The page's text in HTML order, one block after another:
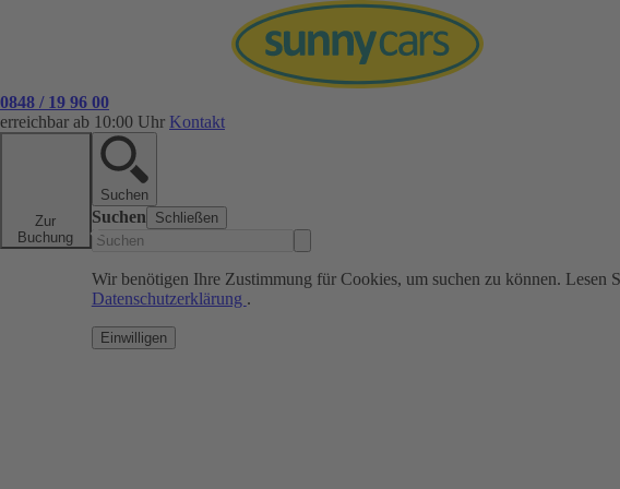
0848 / 19 96 00
erreichbar ab 10:00 Uhr Kontakt
Zur
Buchung
Suchen
Suchen Schließen
Wir benötigen Ihre Zustimmung für Cookies, um suchen zu können. Lesen
Datenschutzerklärung .
Einwilligen